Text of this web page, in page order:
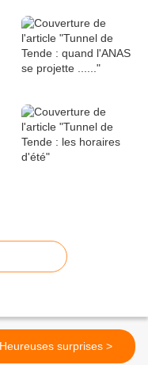
Heureuses surprises >